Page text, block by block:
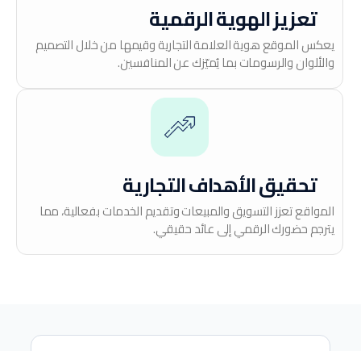
تعزيز الهوية الرقمية
يعكس الموقع هوية العلامة التجارية وقيمها من خلال التصميم
والألوان والرسومات بما يُميّزك عن المنافسين.
تحقيق الأهداف التجارية
المواقع تعزز التسويق والمبيعات وتقديم الخدمات بفعالية، مما
يترجم حضورك الرقمي إلى عائد حقيقي.